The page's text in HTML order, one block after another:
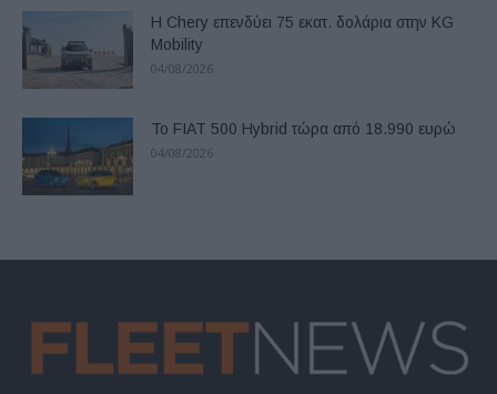
Η Chery επενδύει 75 εκατ. δολάρια στην KG
Mobility
04/08/2026
Το FIAT 500 Hybrid τώρα από 18.990 ευρώ
04/08/2026